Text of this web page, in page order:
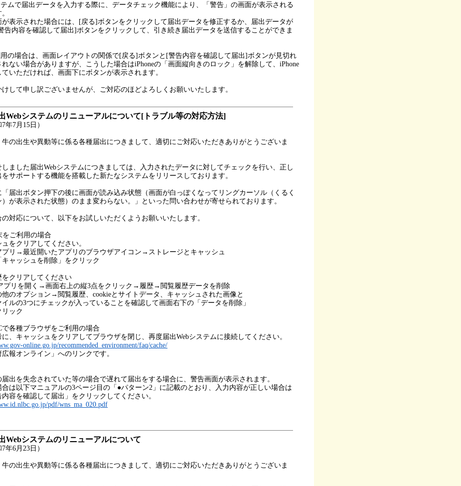
ムで届出データを入力する際に、データチェック機能により、「警告」の画面が表示される
表示された場合には、[戻る]ボタンをクリックして届出データを修正するか、届出データが
告内容を確認して届出]ボタンをクリックして、引き続き届出データを送信することができま
の場合は、画面レイアウトの関係で[戻る]ボタンと[警告内容を確認して届出]ボタンが見切れ
ない場合がありますが、こうした場合はiPhoneの「画面縦向きのロック」を解除して、iPhone
いただければ、画面下にボタンが表示されます。
して申し訳ございませんが、ご対応のほどよろしくお願いいたします。
Webシステムのリニューアルについて[トラブル等の対応方法]
年7月15日）
の出生や異動等に係る各種届出につきまして、適切にご対応いただきありがとうございま
ました届出Webシステムにつきましては、入力されたデータに対してチェックを行い、正し
サポートする機能を搭載した新たなシステムをリリースしております。
届出ボタン押下の後に画面が読み込み状態（画面が白っぽくなってリングカーソル（くるく
が表示された状態）のまま変わらない。」といった問い合わせが寄せられております。
対応について、以下をお試しいただくようお願いいたします。
ご利用の場合
クリアしてください。
最近開いたアプリのブラウザアイコン→ストレージとキャッシュ
ュを削除」をクリック
リアしてください
を開く→画面右上の縦3点をクリック→履歴→閲覧履歴データを削除
ション→閲覧履歴、cookieとサイトデータ、キャッシュされた画像と
にチェックが入っていることを確認して画面右下の「データを削除」
ク
各種ブラウザをご利用の場合
キャッシュをクリアしてブラウザを閉じ、再度届出Webシステムに接続してください。
online.go.jp/recommended_environment/faq/cache/
ンライン」へのリンクです。
出を失念されていた等の場合で遅れて届出をする場合に、警告画面が表示されます。
は以下マニュアルの3ページ目の「●パターン2」に記載のとおり、入力内容が正しい場合は
内容を確認して届出」をクリックしてください。
pdf/wns_ma_020.pdf
Webシステムのリニューアルについて
年6月23日）
の出生や異動等に係る各種届出につきまして、適切にご対応いただきありがとうございま